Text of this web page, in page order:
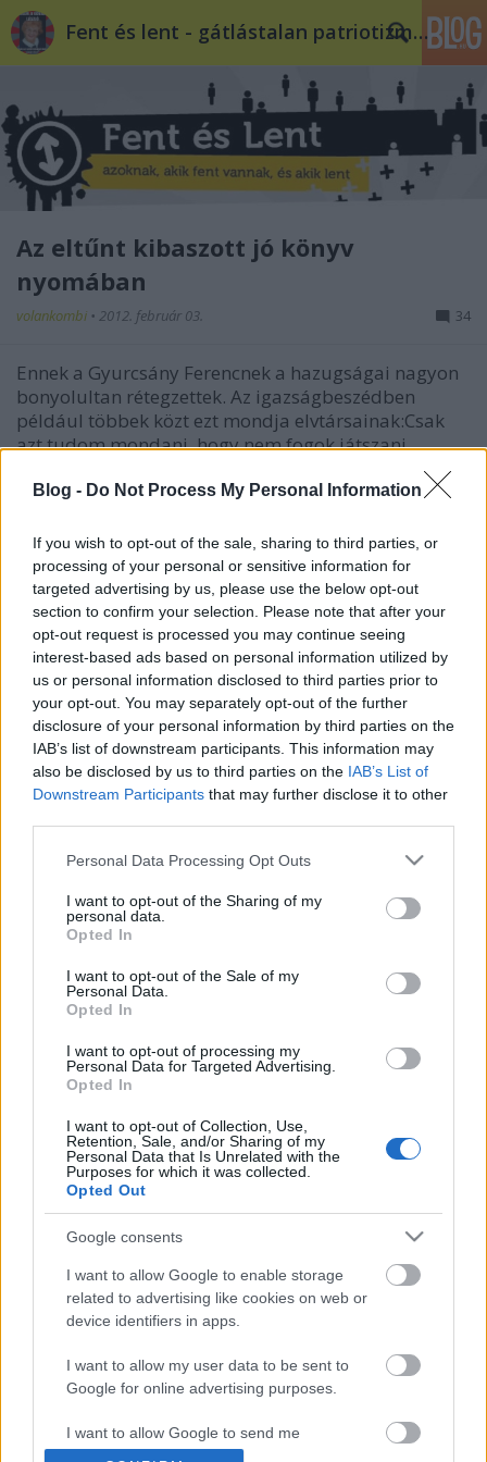
Blog - Do Not Process My Personal Information
If you wish to opt-out of the sale, sharing to third parties, or
processing of your personal or sensitive information for
targeted advertising by us, please use the below opt-out
section to confirm your selection. Please note that after your
opt-out request is processed you may continue seeing
interest-based ads based on personal information utilized by
us or personal information disclosed to third parties prior to
your opt-out. You may separately opt-out of the further
disclosure of your personal information by third parties on the
IAB’s list of downstream participants. This information may
also be disclosed by us to third parties on the IAB’s List of
Downstream Participants that may further disclose it to other
Please note that this website/app uses one or more Google
not limited to your visit or usage behaviour. You may click to
grant or deny consent to Google and its third-party tags to
use your data for below specified purposes in below Google
consent section.
Personal Data Processing Opt Outs
I want to opt-out of the Sharing of my
personal data.
Opted In
I want to opt-out of the Sale of my
Personal Data.
Opted In
I want to opt-out of processing my
Personal Data for Targeted Advertising.
Opted In
I want to opt-out of Collection, Use,
Retention, Sale, and/or Sharing of my
Personal Data that Is Unrelated with the
Purposes for which it was collected.
Opted Out
Google consents
I want to allow Google to enable storage
related to advertising like cookies on web or
device identifiers in apps.
I want to allow my user data to be sent to
Google for online advertising purposes.
I want to allow Google to send me
Fent és lent - gátlástalan patriotizmus
Az eltűnt kibaszott jó könyv
nyomában
volankombi • 2012. február 03. 34
Ennek a Gyurcsány Ferencnek a hazugságai nagyon
bonyolultan rétegzettek. Az igazságbeszédben
például többek közt ezt mondja elvtársainak:Csak
azt tudom mondani, hogy nem fogok játszani
semmilyen játszmát sem így, sem így. Tesszük a
dolgunkat. Amíg nagy tempóval lehet menni előre,…
Fábry Sándor nagy esélye
baum•2012. február 02.
esélye. Mint ismeretes, a humorista csatornát vált,
elhagyván az RTL-klubot, ma esti indulással
Az RTL-nek egy adást 15 millió forintért készített el a
stáb, az MTVA-nak ugyanez 15-18…
Földosztás a Millenárison
napon tamas
A cím nem az ingatlancápák érdeklődését hivatott
fölkelteni, hanem azokét, akik szöszölnének a
brokkolival, paradicsommal, szeretik a fokhagymás
rakott karfiolt nem a teszkóból elővarázsolni. Ez a
közösségi kertek műfaja. Mi az a közösségi kert? A
világon számos…
A hatalmi arrogancia lakótelepi arca
Tékás Lacika•2012. január 31.
B.A. azóta köszön nekem vissza, mióta
nem ő a gondnok.